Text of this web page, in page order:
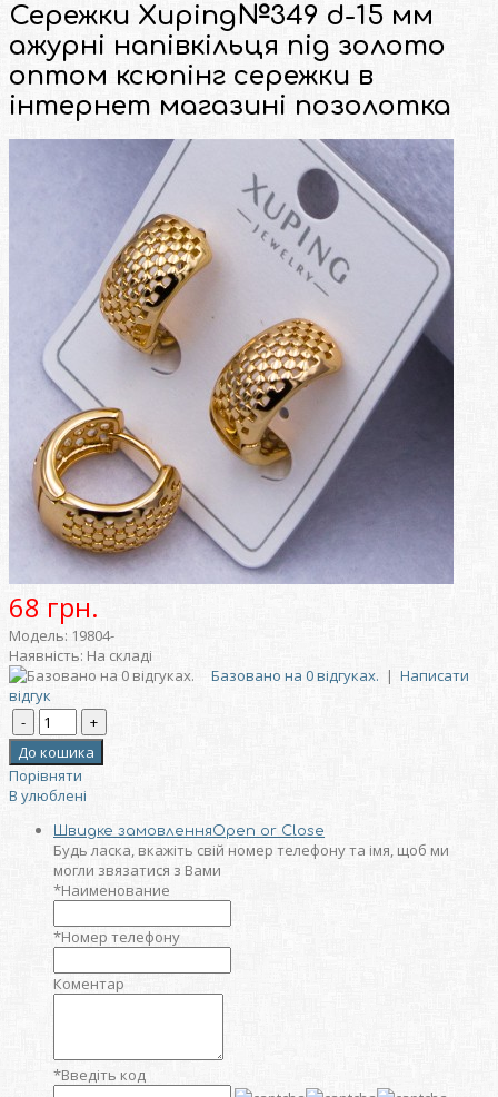
Сережки Xuping№349 d-15 мм
ажурні напівкільця під золото
оптом ксюпінг сережки в
інтернет магазині позолотка
68 грн.
Модель: 19804-
Наявність: На складі
Базовано на 0 відгуках. | Написати
відгук
Порівняти
В улюблені
Швидке замовленняOpen or Close
Будь ласка, вкажіть свій номер телефону та iмя, щоб ми
могли звязатися з Вами
*Наименование
*Номер телефону
Коментар
*Введіть код